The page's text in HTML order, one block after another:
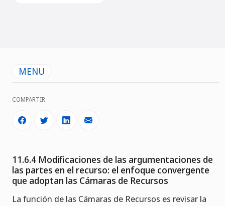
MENU
COMPARTIR
11.6.4 Modificaciones de las argumentaciones de
las partes en el recurso: el enfoque convergente
que adoptan las Cámaras de Recursos
La función de las Cámaras de Recursos es revisar la